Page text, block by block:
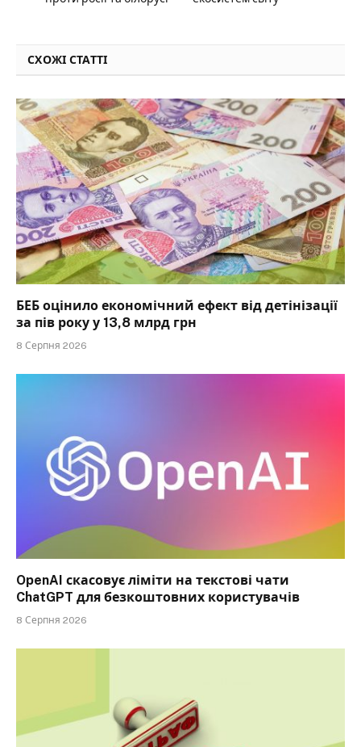
СХОЖІ СТАТТІ
БЕБ оцінило економічний ефект від детінізації
за пів року у 13,8 млрд грн
8 Серпня 2026
OpenAI скасовує ліміти на текстові чати
ChatGPT для безкоштовних користувачів
8 Серпня 2026